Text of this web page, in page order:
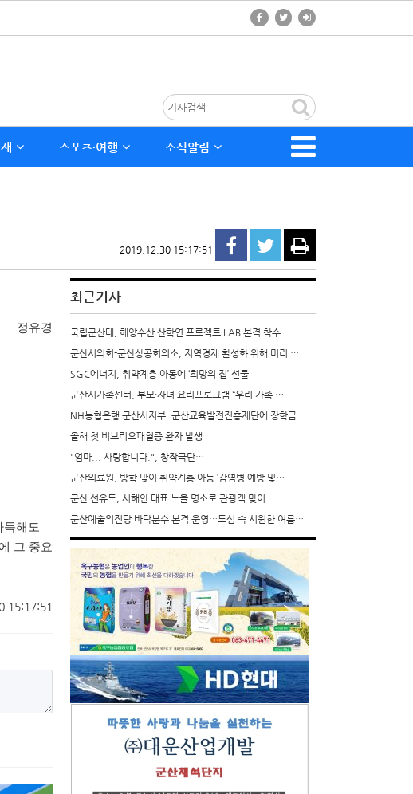
스포츠∙여행 소식알림
2019.12.30 15:17:51
정유경
득해도
그 중요
15:17:51
최근기사
국립군산대, 해양수산 산학연 프로젝트 LAB 본격 착수
군산시의회-군산상공회의소, 지역경제 활성화 위해 머리 …
SGC에너지, 취약계층 아동에 ‘희망의 집’ 선물
군산시가족센터, 부모·자녀 요리프로그램 “우리 가족 …
NH농협은행 군산시지부, 군산교육발전진흥재단에 장학금 …
올해 첫 비브리오패혈증 환자 발생
"엄마... 사랑합니다.", 창작극단…
군산의료원, 방학 맞이 취약계층 아동 ‘감염병 예방 및…
군산 선유도, 서해안 대표 노을 명소로 관광객 맞이
군산예술의전당 바닥분수 본격 운영…도심 속 시원한 여름…